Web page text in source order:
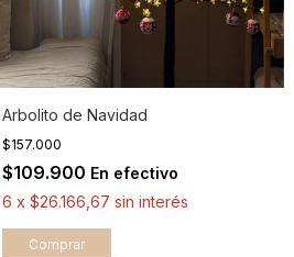
Arbolito de Navidad
$157.000
$109.900 En efectivo
6 x $26.166,67 sin interés
Comprar